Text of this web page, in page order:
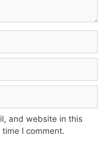
and website in this
I comment.